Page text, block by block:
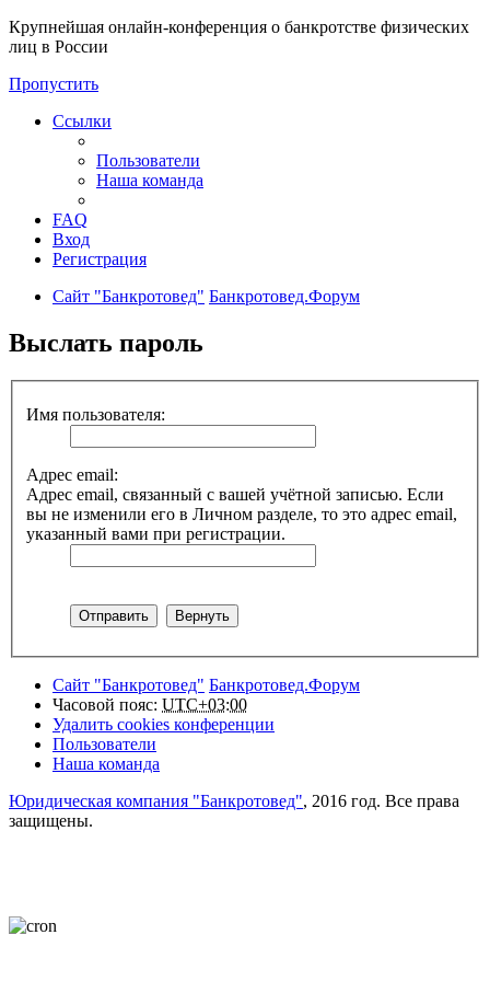
Крупнейшая онлайн-конференция о банкротстве физических
лиц в России
Пропустить
Ссылки
Пользователи
Наша команда
FAQ
Вход
Регистрация
Сайт "Банкротовед" Банкротовед.Форум
Выслать пароль
Имя пользователя:
Адрес email:
Адрес email, связанный с вашей учётной записью. Если
вы не изменили его в Личном разделе, то это адрес email,
указанный вами при регистрации.
Сайт "Банкротовед" Банкротовед.Форум
Часовой пояс: UTC+03:00
Удалить cookies конференции
Пользователи
Наша команда
Юридическая компания "Банкротовед", 2016 год. Все права
защищены.